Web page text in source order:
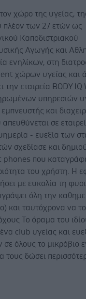
χώρο της υγείας,
πλέον των 27 ετών ως
Καποδιστριακού
Αγωγής και
ενηλίκων, στη
χώρων υγείας και
την εταιρεία BODY
υπηρεσιών
και
σε
- ευεξία των
σχεδίασε και
που
του χρήστη. Η
με ευκολία τη
όλη την
και ταυτόχρονα να
Το όραμα του
club υγείας και
όλους το μικρόβιο
τους δώσει